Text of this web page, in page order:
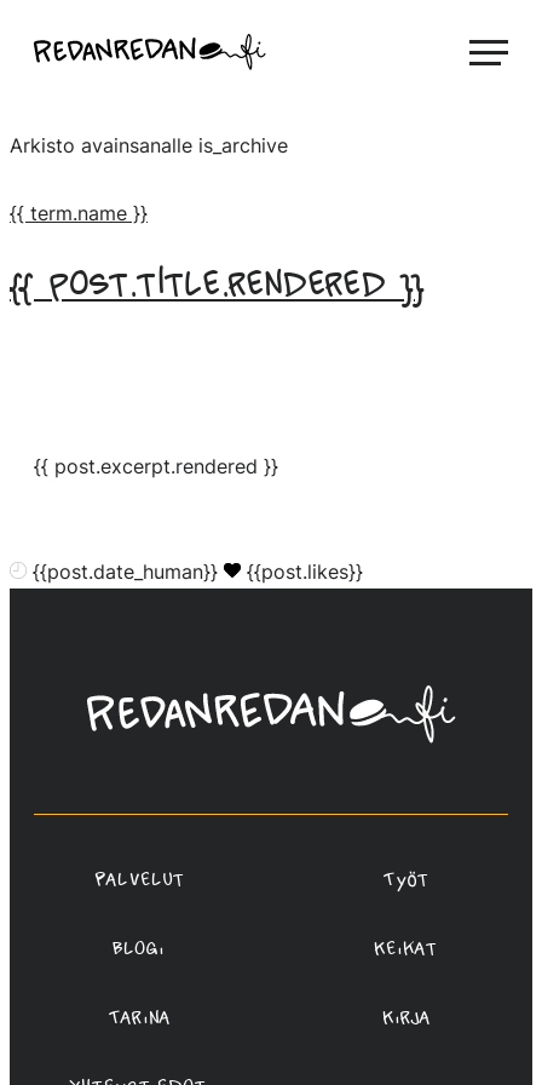
suoraan
Linda Saukko-Rauta, Redanredan Oy
piirrosvideoita
Arkisto avainsanalle is_archive
{{ term.name }}
{{ post.title.rendered }}
{{ post.excerpt.rendered }}
{{post.date_human}} {{post.likes}}
Linda
Saukko-
Oy
Palvelut Työt
Blogi Keikat
Tarina Kirja